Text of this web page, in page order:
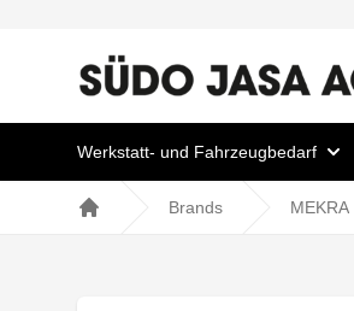
Werkstatt- und Fahrzeugbedarf
Brands MEKRA